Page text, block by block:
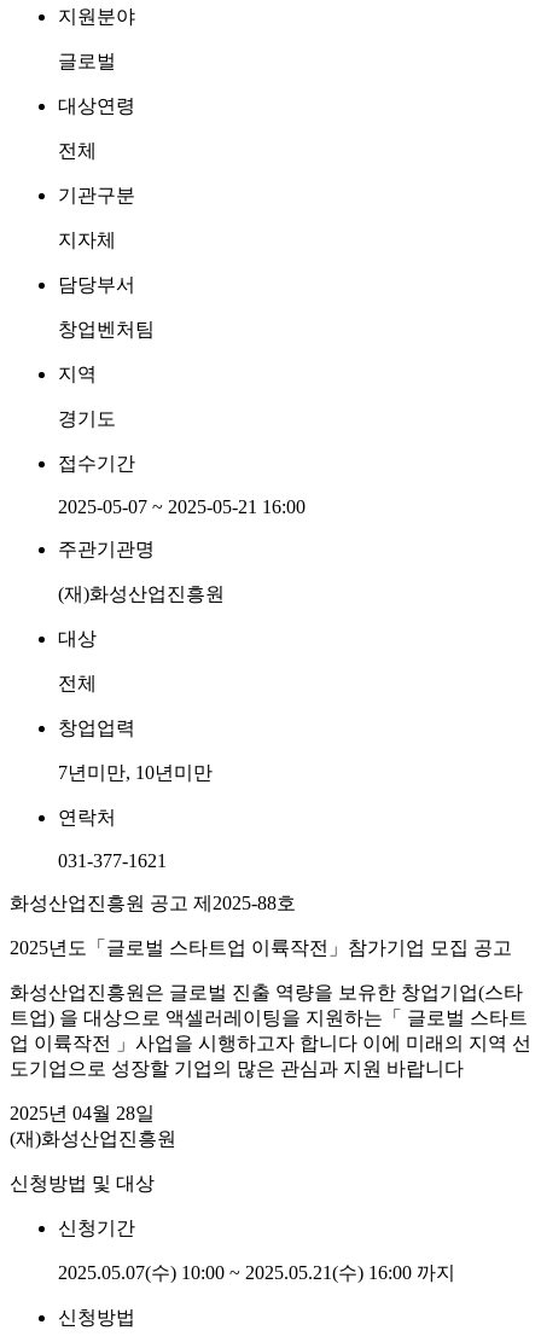
지원분야
글로벌
대상연령
전체
기관구분
지자체
담당부서
창업벤처팀
지역
경기도
접수기간
2025-05-07 ~ 2025-05-21 16:00
주관기관명
(재)화성산업진흥원
대상
전체
창업업력
7년미만, 10년미만
연락처
031-377-1621
화성산업진흥원 공고 제2025-88호
2025년도「글로벌 스타트업 이륙작전」참가기업 모집 공고
화성산업진흥원은 글로벌 진출 역량을 보유한 창업기업(스타
트업) 을 대상으로 액셀러레이팅을 지원하는「 글로벌 스타트
업 이륙작전 」사업을 시행하고자 합니다 이에 미래의 지역 선
도기업으로 성장할 기업의 많은 관심과 지원 바랍니다
2025년 04월 28일
(재)화성산업진흥원
신청방법 및 대상
신청기간
2025.05.07(수) 10:00 ~ 2025.05.21(수) 16:00 까지
신청방법